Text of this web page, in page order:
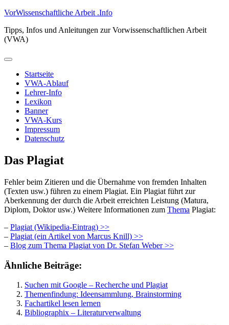
Zum
springen
VorWissenschaftliche Arbeit .Info
Tipps, Infos und Anleitungen zur Vorwissenschaftlichen Arbeit
(VWA)
Primäres
Startseite
VWA-Ablauf
Lehrer-Info
Lexikon
Banner
VWA-Kurs
Impressum
Datenschutz
Das Plagiat
Fehler beim Zitieren und die Übernahme von fremden Inhalten
(Texten usw.) führen zu einem Plagiat. Ein Plagiat führt zur
Aberkennung der durch die Arbeit erreichten Leistung (Matura,
Diplom, Doktor usw.) Weitere Informationen zum Thema Plagiat:
– Plagiat (Wikipedia-Eintrag) >>
– Plagiat (ein Artikel von Marcus Knill) >>
– Blog zum Thema Plagiat von Dr. Stefan Weber >>
Ähnliche Beiträge:
Suchen mit Google – Recherche und Plagiat
Themenfindung: Ideensammlung, Brainstorming
Fachartikel lesen lernen
Bibliographix – Literaturverwaltung